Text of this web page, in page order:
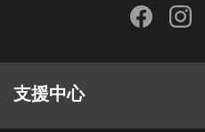
支援中心